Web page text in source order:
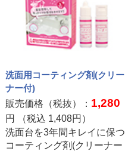
洗面用コーティング剤(クリー
ナー付)
販売価格（税抜）： 1,280
円 （税込 1,408円）
洗面台を3年間キレイに保つ
コーティング剤(クリーナー